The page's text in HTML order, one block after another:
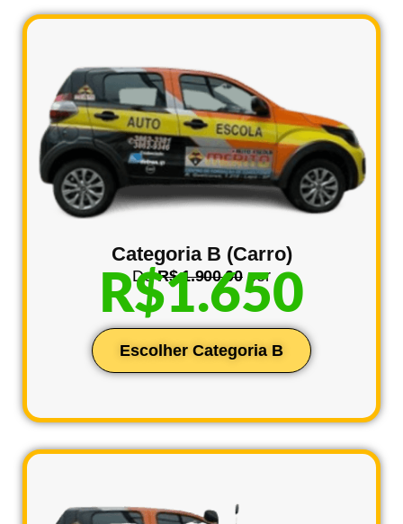
Categoria B (Carro)
DeR$ 1.900,00por
R$1.650
Escolher Categoria B